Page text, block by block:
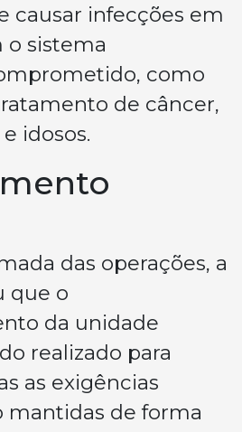
causar infecções em
o sistema
como
de câncer,
idosos.
das operações, a
que o
da unidade
realizado para
as exigências
mantidas de forma